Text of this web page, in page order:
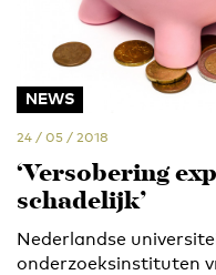
NEWS
24 / 05 / 2018
‘Versobering
schadelijk’
Nederlandse
onderzoeksinstituten